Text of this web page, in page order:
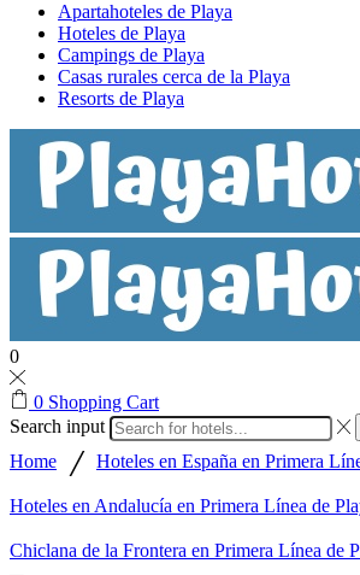
Apartahoteles de Playa
Hoteles de Playa
Campings de Playa
Casas rurales cerca de la Playa
Resorts de Playa
0
0 Shopping Cart
Search input
Home / Hoteles en España en Primera
Hoteles en Andalucía en Primera Línea de
Chiclana de la Frontera en Primera Línea de